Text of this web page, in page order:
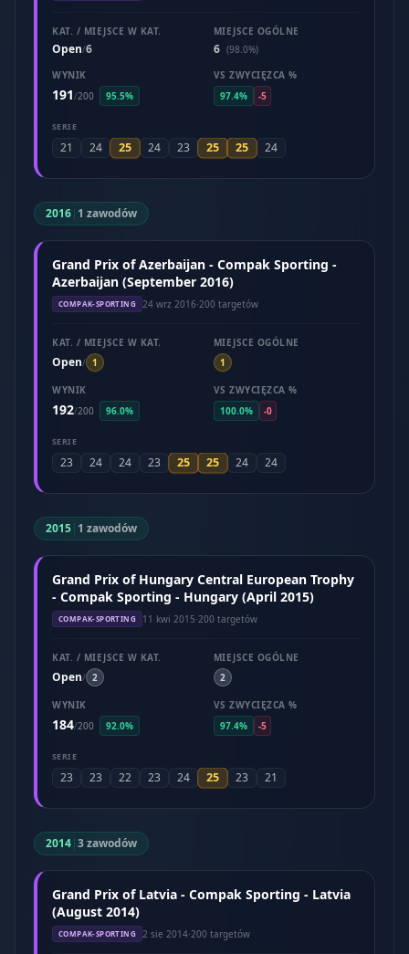
KAT. / MIEJSCE W KAT.
Open/6
MIEJSCE OGÓLNE
6 (98.0%)
WYNIK
191/200 95.5%
VS ZWYCIĘZCA %
97.4%
-5
SERIE
21 24 25 24 23 25 25 24
2016| 1 zawodów
Grand Prix of Azerbaijan - Compak Sporting -
Azerbaijan (September 2016)
COMPAK-SPORTING 24 wrz 2016·200 targetów
KAT. / MIEJSCE W KAT.
Open/ 1
MIEJSCE OGÓLNE
1
WYNIK
192/200 96.0%
VS ZWYCIĘZCA %
100.0%
-0
SERIE
23 24 24 23 25 25 24 24
2015| 1 zawodów
Grand Prix of Hungary Central European Trophy
- Compak Sporting - Hungary (April 2015)
COMPAK-SPORTING 11 kwi 2015·200 targetów
KAT. / MIEJSCE W KAT.
Open/ 2
MIEJSCE OGÓLNE
2
WYNIK
184/200 92.0%
VS ZWYCIĘZCA %
97.4%
-5
SERIE
23 23 22 23 24 25 23 21
2014|3 zawodów
Grand Prix of Latvia - Compak Sporting - Latvia
(August 2014)
COMPAK-SPORTING 2 sie 2014·200 targetów